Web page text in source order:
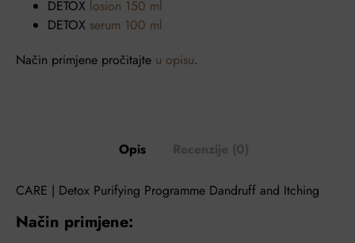
DETOX losion 150 ml
DETOX serum 100 ml
Način primjene pročitajte u opisu.
Opis
CARE | Detox Purifying Programme Dandruff and Itching
Način primjene: